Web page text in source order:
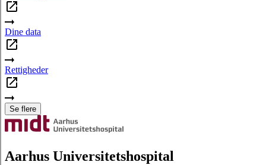
Dine data
Rettigheder
Se flere
Aarhus Universitetshospital